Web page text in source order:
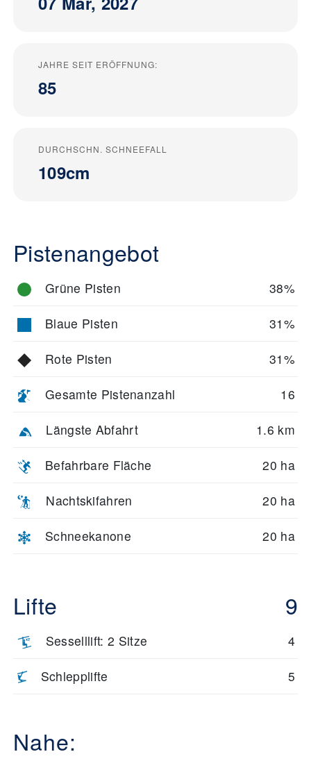
JAHRE SEIT ERÖFFNUNG:
85
DURCHSCHN. SCHNEEFALL
109cm
Pistenangebot
Grüne Pisten 38%
Blaue Pisten 31%
Rote Pisten 31%
Gesamte Pistenanzahl 16
Längste Abfahrt 1.6 km
Befahrbare Fläche 20 ha
Nachtskifahren 20 ha
Schneekanone 20 ha
Lifte 9
Sesselllift: 2 Sitze 4
Schlepplifte 5
Nahe: